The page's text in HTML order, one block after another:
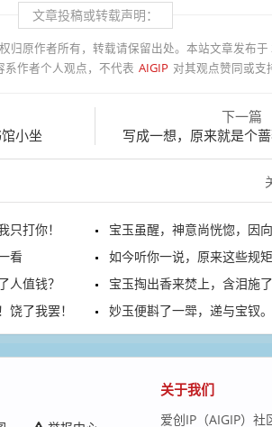
文章投稿或转载声明：
归原作者所有，转载请保留出处。本站文章发布于
系作者个人观点，不代表 AIGIP 对其观点赞同或支
小坐
下一篇
写成一想，原来就是个蔷
打你！
宝玉虽醒，神意尚恍惚，因向门外指
看
如今听你一说，原来这些规矩竟是没事的
人值钱？
宝玉掏出香来焚上，含泪施
了我罢！
妙玉便斟了一斝，递与宝钗。
关于我们
爱创IP（AIGIP）